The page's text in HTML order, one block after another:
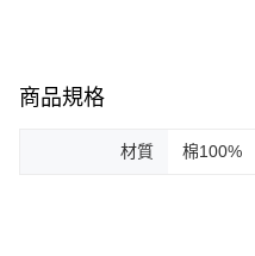
商品規格
材質 棉100%